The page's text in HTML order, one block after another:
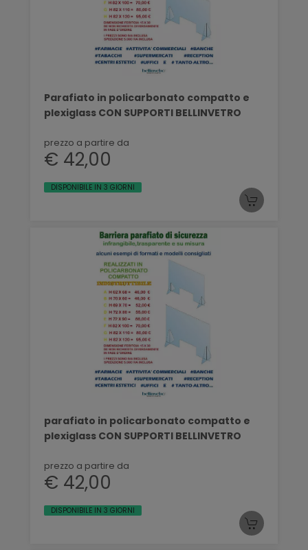
Parafiato in policarbonato compatto e
plexiglass CON SUPPORTI BELLINVETRO
prezzo a partire da
€ 42,00
DISPONIBILE IN 3 GIORNI
parafiato in policarbonato compatto e
plexiglass CON SUPPORTI BELLINVETRO
prezzo a partire da
€ 42,00
DISPONIBILE IN 3 GIORNI